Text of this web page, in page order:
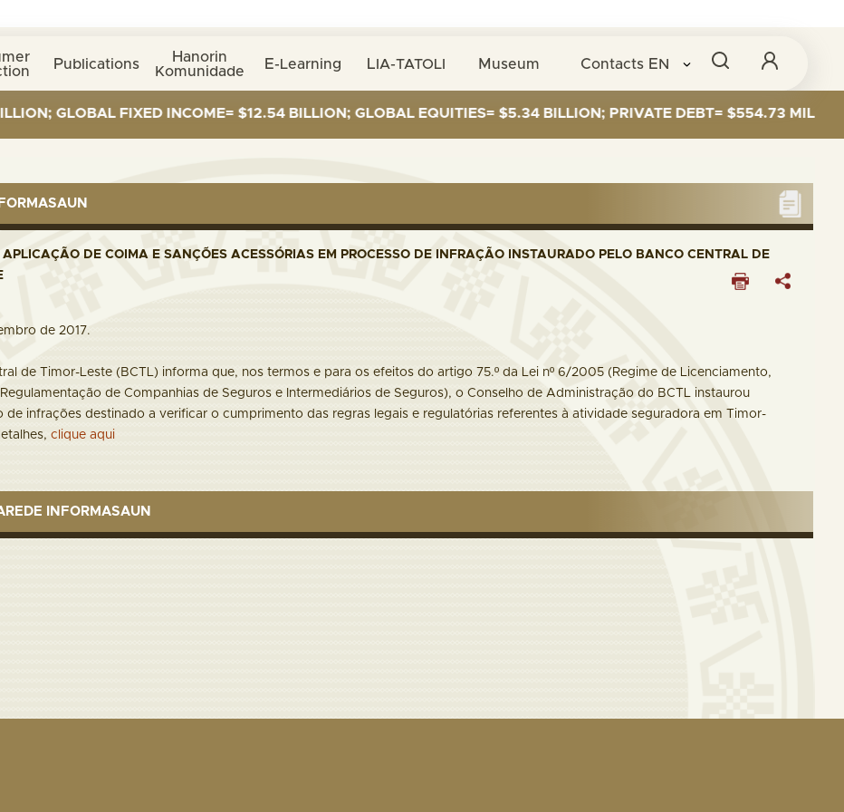
Publications Hanorin
Komunidade E-Learning LIA-TATOLI Museum Contacts EN
GLOBAL FIXED INCOME= $12.54 BILLION; GLOBAL EQUITIES= $5.34 BILLION; PRIVATE DEBT= $554.73 MILLION
APLICAÇÃO DE COIMA E SANÇÕES ACESSÓRIAS EM PROCESSO DE INFRAÇÃO INSTAURADO PELO BANCO CENTRAL DE
de 2017.
de Timor-Leste (BCTL) informa que, nos termos e para os efeitos do artigo 75.º da Lei nº 6/2005 (Regime de Licenciamento,
de Companhias de Seguros e Intermediários de Seguros), o Conselho de Administração do BCTL instaurou
de infrações destinado a verificar o cumprimento das regras legais e regulatórias referentes à atividade seguradora em Timor-
clique aqui
INFORMASAUN